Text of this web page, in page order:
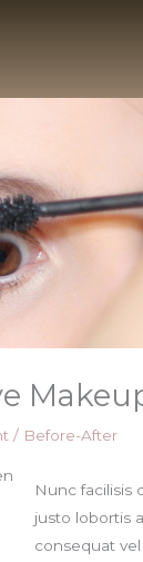
/ Before-After
Nunc facilisis
justo lobortis
consequat